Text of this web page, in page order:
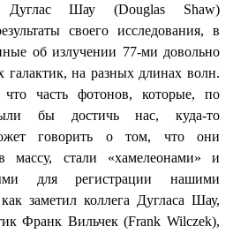
Дуглас Шау (Douglas Shaw)
своего исследования, в
об излучении 77-ми довольно
на разных длинах волн.
что часть фотонов, которые, по
бы достичь нас, куда-то
говорить о том, что они
массу, стали «хамелеонами» и
для регистрации нашими
заметил коллега Дугласа Шау,
Франк Вильчек (Frank Wilczek),